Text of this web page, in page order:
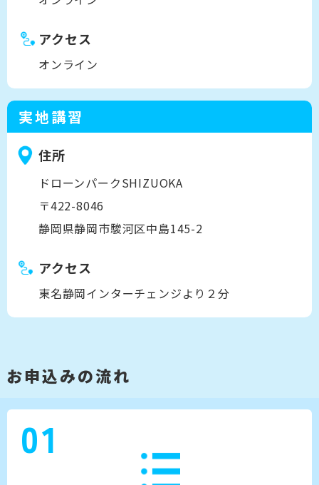
アクセス
オンライン
実地講習
住所
ドローンパークSHIZUOKA
〒422-8046
静岡県静岡市駿河区中島145-2
アクセス
東名静岡インターチェンジより２分
お申込みの流れ
01